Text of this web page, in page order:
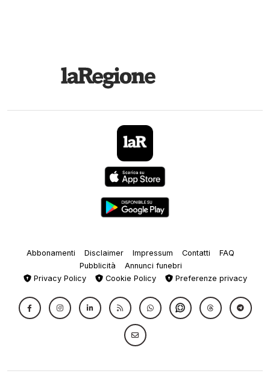
Abbonamenti Disclaimer Impressum Contatti
FAQ
Pubblicità
Annunci funebri
Privacy Policy
Cookie Policy Preferenze privacy